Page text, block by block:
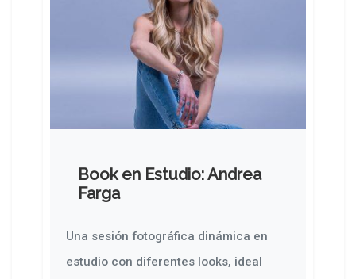
Book en Estudio: Andrea
Farga
Una sesión fotográfica dinámica en
estudio con diferentes looks, ideal